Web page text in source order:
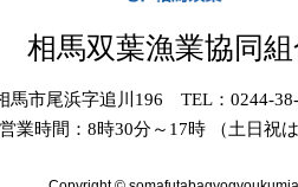
相馬双葉漁業協同
馬市尾浜字追川196 TEL：0244-
営業時間：8時30分～17時 （土日祝は